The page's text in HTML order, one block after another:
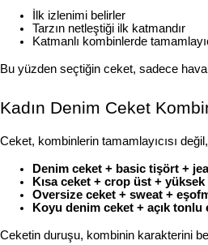
İlk izlenimi belirler
Tarzın netleştiği ilk katmandır
Katmanlı kombinlerde
Bu yüzden seçtiğin ceket, sadece
Kadın Denim Ceket
Ceket, kombinlerin tamamlayıcısı
Denim ceket + basic tişört +
Kısa ceket + crop üst +
Oversize ceket + sweat +
Koyu denim ceket + açık tonlu
Ceketin duruşu, kombinin karakterini